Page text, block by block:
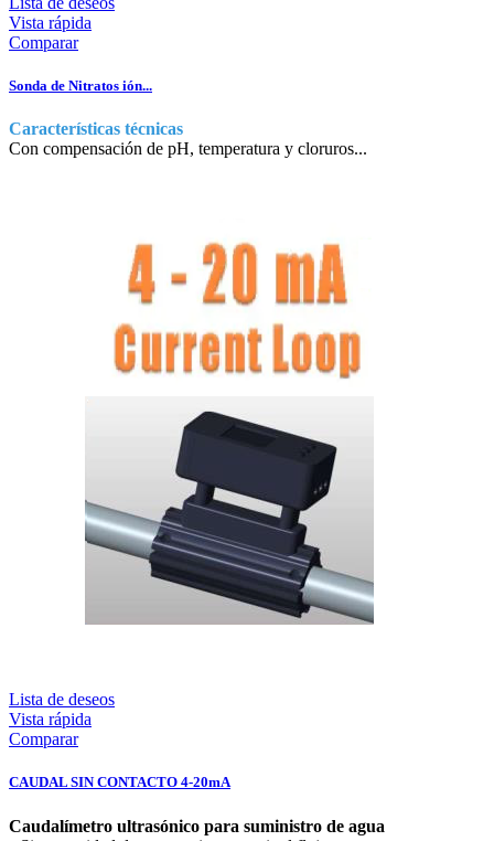
Vista rápida
Comparar
Sonda de Nitratos ión...
Características técnicas
Con compensación de pH, temperatura y cloruros...
Lista de deseos
Vista rápida
Comparar
CAUDAL SIN CONTACTO 4-20mA
Caudalímetro ultrasónico para suministro de agua